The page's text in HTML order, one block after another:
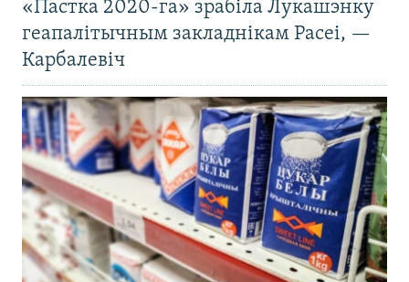
«Пастка 2020-га» зрабіла Лукашэнку
геапалітычным закладнікам Расеі, —
Карбалевіч